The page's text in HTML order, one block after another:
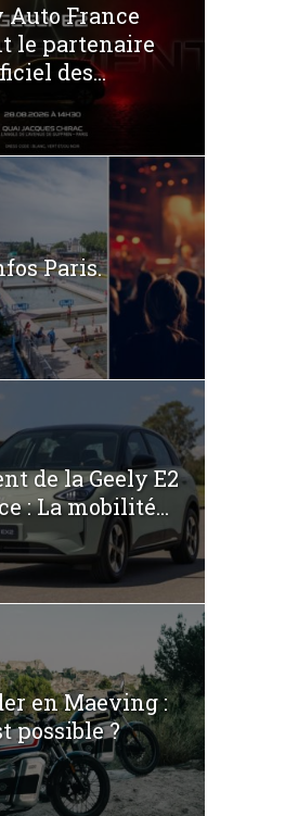
Auto France
le partenaire
des...
Paris.
de la Geely E2
: La mobilité...
en Maeving :
possible ?